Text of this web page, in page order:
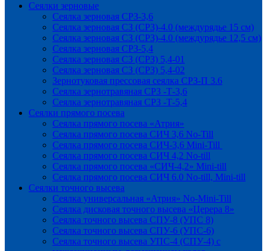
Сеялки зерновые
Сеялка зерновая СРЗ-3,6
Сеялка зерновая СЗ (СРЗ)-4.0 (междурядье 15 см)
Сеялка зерновая СЗ (СРЗ)-4.0 (междурядье 12,5 см)
Сеялка зерновая СРЗ-5,4
Сеялка зерновая СЗ (СРЗ) 5,4-01
Сеялка зерновая СЗ (СРЗ) 5,4-02
Зернотуковая прессовая сеялка СРЗ-П 3.6
Сеялка зернотравяная СРЗ -Т-3,6
Сеялка зернотравяная СРЗ -Т-5,4
Сеялки прямого посева
Сеялка прямого посева «Атрия»
Сеялка прямого посева СИЧ 3,6 No-Till
Сеялка прямого посева СИЧ-3,6 Mini-Till
Сеялка прямого посева СИЧ 4,2 No-till
Сеялка прямого посева «СИЧ-4,2» Mini-till
Сеялка прямого посева СИЧ 6.0 No-till, Mini-till
Сеялки точного высева
Сеялка универсальная «Атрия» No-Mini-Till
Сеялка дисковая точного высева «Церера 8»
Сеялка точного высева СПУ-8 (УПС 8)
Сеялка точного высева СПУ-6 (УПС-6)
Сеялка точного высева УПС-4 (СПУ-4) с